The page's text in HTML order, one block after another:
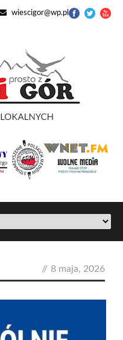
wiescigor@wp.pl
// 8 maja, 2026